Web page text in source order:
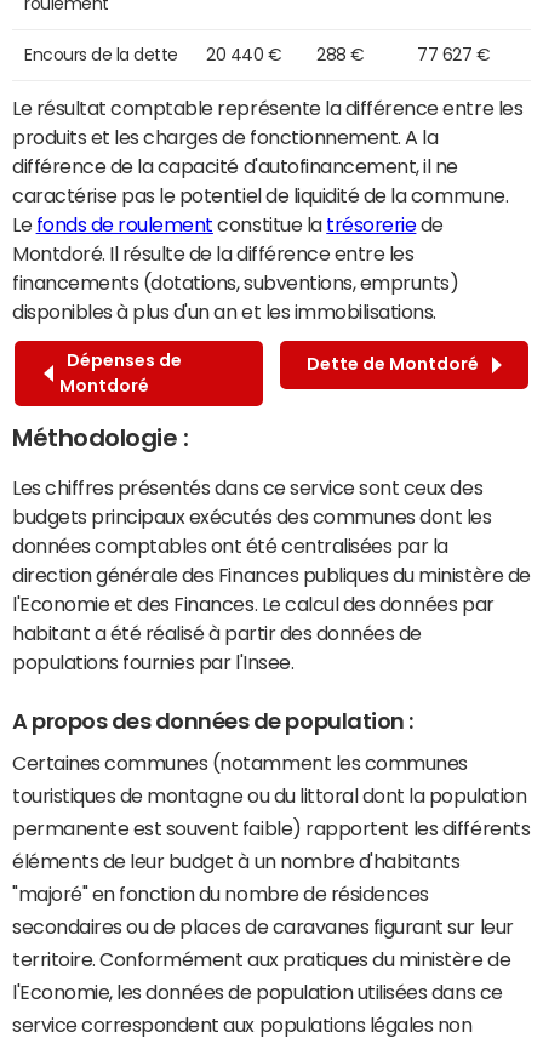
Encours de la dette 20 440 € 288 € 77 627 €
Le résultat comptable représente la différence entre les
produits et les charges de fonctionnement. A la
différence de la capacité d'autofinancement, il ne
caractérise pas le potentiel de liquidité de la commune.
Le fonds de roulement constitue la trésoreriede
Montdoré. Il résulte de la différence entre les
financements (dotations, subventions, emprunts)
disponibles à plus d'un an et les immobilisations.
Dépenses de
Montdoré
Dette de Montdoré
Méthodologie :
Les chiffres présentés dans ce service sont ceux des
budgets principaux exécutés des communes dont les
données comptables ont été centralisées par la
direction générale des Finances publiques du ministère de
l'Economie et des Finances. Le calcul des données par
habitant a été réalisé à partir des données de
populations fournies par l'Insee.
A propos des données de population :
Certaines communes (notamment les communes
touristiques de montagne ou du littoral dont la population
permanente est souvent faible) rapportent les différents
éléments de leur budget à un nombre d'habitants
"majoré" en fonction du nombre de résidences
secondaires ou de places de caravanes figurant sur leur
territoire. Conformément aux pratiques du ministère de
l'Economie, les données de population utilisées dans ce
service correspondent aux populations légales non